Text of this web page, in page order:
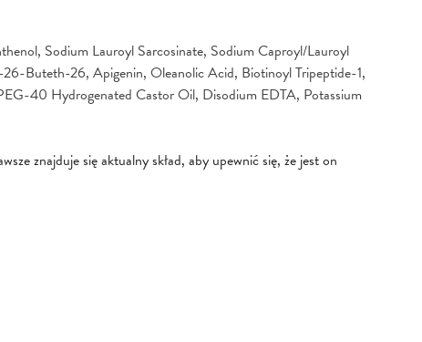
Sodium Lauroyl Sarcosinate, Sodium Caproyl/Lauroyl
Buteth-26, Apigenin, Oleanolic Acid, Biotinoyl Tripeptide-1,
40 Hydrogenated Castor Oil, Disodium EDTA, Potassium
znajduje się aktualny skład, aby upewnić się, że jest on